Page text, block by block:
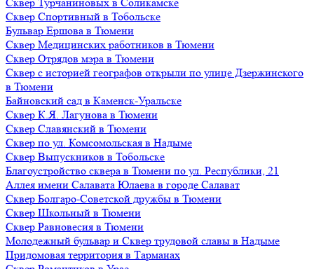
Сквер Спортивный в Тобольске
Бульвар Ершова в Тюмени
Сквер Медицинских работников в Тюмени
Сквер Отрядов мэра в Тюмени
Сквер с историей географов открыли по улице Дзержинского
в Тюмени
Байновский сад в Каменск-Уральске
Сквер К.Я. Лагунова в Тюмени
Сквер Славянский в Тюмени
Сквер по ул. Комсомольская в Надыме
Сквер Выпускников в Тобольске
Благоустройство сквера в Тюмени по ул. Республики, 21
Аллея имени Салавата Юлаева в городе Салават
Сквер Болгаро-Советской дружбы в Тюмени
Сквер Школьный в Тюмени
Сквер Равновесия в Тюмени
Молодежный бульвар и Сквер трудовой славы в Надыме
Придомовая территория в Тарманах